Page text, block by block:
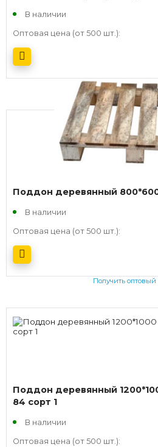
В наличии
Оптовая цена (от 500 шт.):
Получить
Поддон деревянный
В наличии
Оптовая цена (от 500 шт.):
Получить
Поддон деревянный
84 сорт 1
В наличии
Оптовая цена (от 500 шт.):